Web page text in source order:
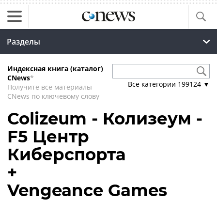
Разделы
Индексная книга (каталог)
CNews*
Получите все материалы
CNews по ключевому слову
Все категории 199124 ▼
Colizeum - Колизеум -
F5 Центр
Киберспорта
+
Vengeance Games